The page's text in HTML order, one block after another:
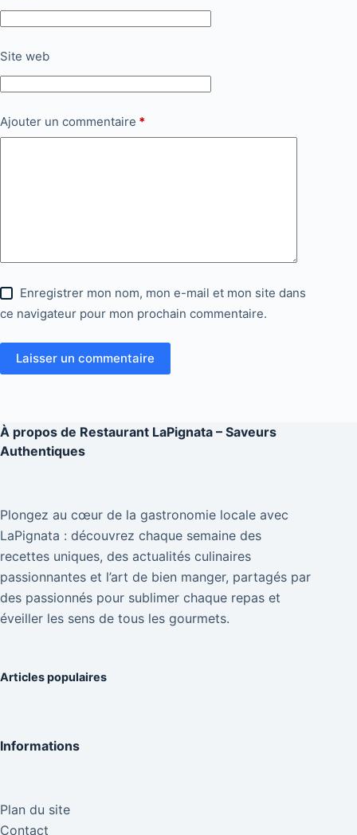
Site web
Ajouter un commentaire *
Enregistrer mon nom, mon e-mail et mon site dans
ce navigateur pour mon prochain commentaire.
Laisser un commentaire
À propos de Restaurant LaPignata – Saveurs
Authentiques
Plongez au cœur de la gastronomie locale avec
LaPignata : découvrez chaque semaine des
recettes uniques, des actualités culinaires
passionnantes et l’art de bien manger, partagés par
des passionnés pour sublimer chaque repas et
éveiller les sens de tous les gourmets.
Articles populaires
Informations
Plan du site
Contact